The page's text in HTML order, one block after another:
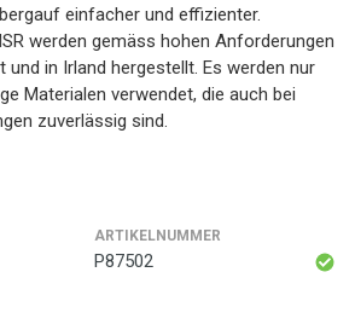
einfacher und effizienter.
werden gemäss hohen Anforderungen
in Irland hergestellt. Es werden nur
Materialen verwendet, die auch bei
zuverlässig sind.
ARTIKELNUMMER
P87502